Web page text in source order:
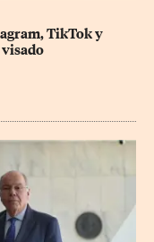
TikTok y
visado